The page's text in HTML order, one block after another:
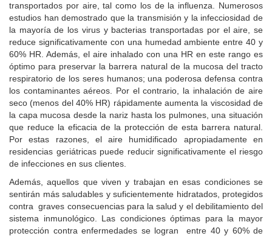
transportados por aire, tal como los de la influenza. Numerosos
estudios han demostrado que la transmisión y la infecciosidad de
la mayoría de los virus y bacterias transportadas por el aire, se
reduce significativamente con una humedad ambiente entre 40 y
60% HR. Además, el aire inhalado con una HR en este rango es
óptimo para preservar la barrera natural de la mucosa del tracto
respiratorio de los seres humanos; una poderosa defensa contra
los contaminantes aéreos. Por el contrario, la inhalación de aire
seco (menos del 40% HR) rápidamente aumenta la viscosidad de
la capa mucosa desde la nariz hasta los pulmones, una situación
que reduce la eficacia de la protección de esta barrera natural.
Por estas razones, el aire humidificado apropiadamente en
residencias geriátricas puede reducir significativamente el riesgo
de infecciones en sus clientes.
Además, aquellos que viven y trabajan en esas condiciones se
sentirán más saludables y suficientemente hidratados, protegidos
contra graves consecuencias para la salud y el debilitamiento del
sistema inmunológico. Las condiciones óptimas para la mayor
protección contra enfermedades se logran entre 40 y 60% de